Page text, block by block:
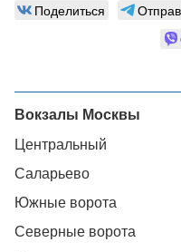
Поделиться
Вокзалы Москвы
Центральный
Саларьево
Южные ворота
Северные ворота